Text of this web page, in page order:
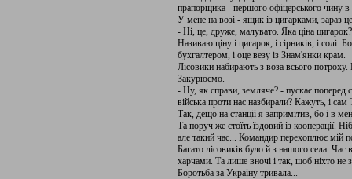
прапорщика - першого офіцерського чину
У мене на возі - ящик із цигарками, зараз
- Ні, це, друже, малувато. Яка ціна цигарок?
Називаю ціну і цигарок, і сірників, і солі.
бухгалтером, і оце везу із Знам'янки крам.
Лісовики набирають з воза всього
Закурюємо.
- Ну, як справи, земляче? - пускає
війська проти нас назбирали? Кажуть, і
Так, дещо на станції я запримітив, бо і в
Та поруч же стоїть їздовий iз кооперації.
але такий час... Командир перехоплює мій
Багато лісовиків було й з нашого села.
харчами. Та лише вночі і так, щоб ніхто не
Боротьба за Україну тривала...